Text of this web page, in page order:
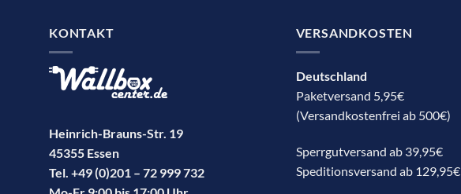
KONTAKT
Heinrich-Brauns-Str. 19
45355 Essen
Tel. +49 (0)201 – 72 999 732
VERSANDKOSTEN
Deutschland
Paketversand 5,95€
(Versandkostenfrei ab 500€)
Sperrgutversand ab 39,95€
Speditionsversand ab 129,95€